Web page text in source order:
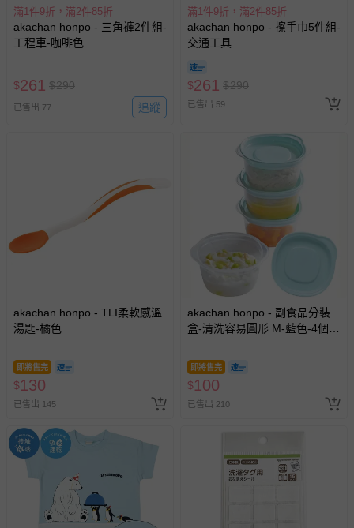
滿1件9折，滿2件85折
akachan honpo - 三角褲2件組-
工程車-咖啡色
$261 $290
已售出 77 追蹤
滿1件9折，滿2件85折
akachan honpo - 擦手巾5件組-
交通工具
$261 $290
已售出 59
akachan honpo - TLI柔軟感溫
湯匙-橘色
即將售完
$130
已售出 145
akachan honpo - 副食品分裝
盒-清洗容易圓形 M-藍色-4個
即將售完
$100
已售出 210